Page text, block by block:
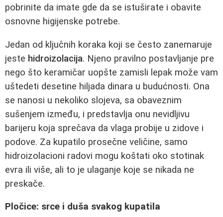
pobrinite da imate gde da se istuširate i obavite
osnovne higijenske potrebe.
Jedan od ključnih koraka koji se često zanemaruje
jeste hidroizolacija. Njeno pravilno postavljanje pre
nego što keramičar uopšte zamisli lepak može vam
uštedeti desetine hiljada dinara u budućnosti. Ona
se nanosi u nekoliko slojeva, sa obaveznim
sušenjem između, i predstavlja onu nevidljivu
barijeru koja sprečava da vlaga probije u zidove i
podove. Za kupatilo prosečne veličine, samo
hidroizolacioni radovi mogu koštati oko stotinak
evra ili više, ali to je ulaganje koje se nikada ne
preskače.
Pločice: srce i duša svakog kupatila